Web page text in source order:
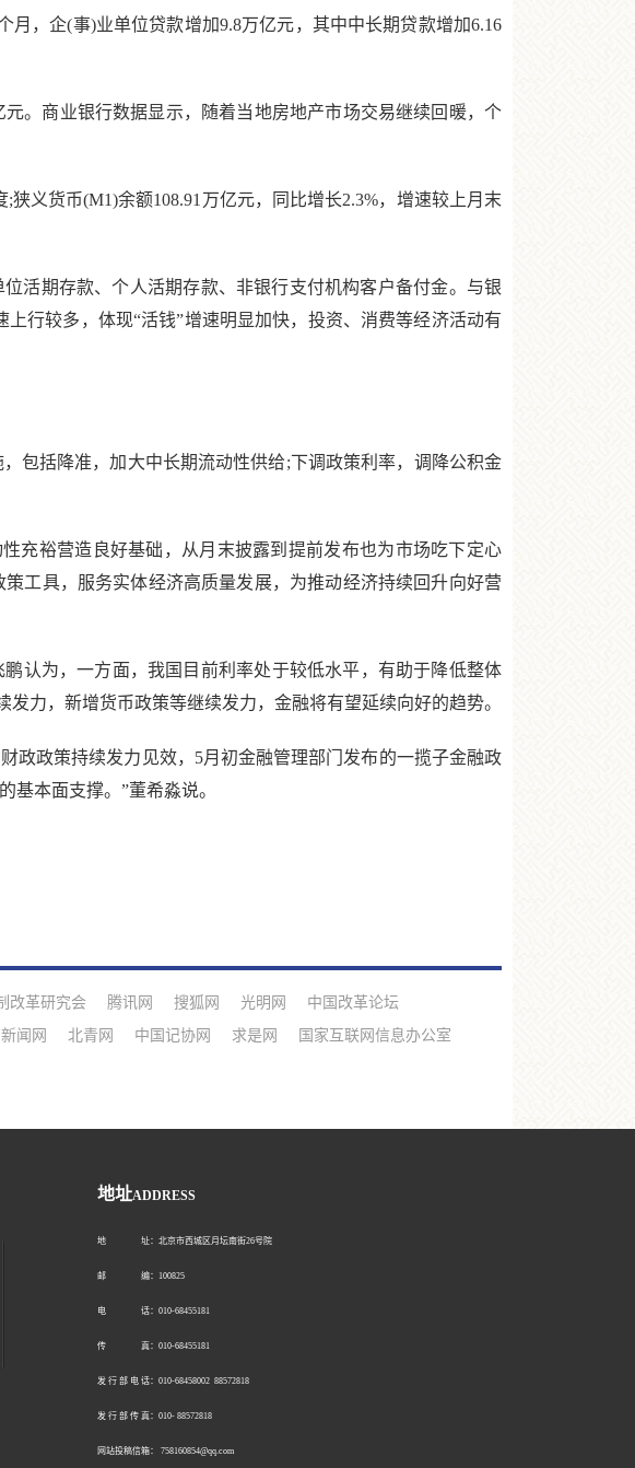
，企(事)业单位贷款增加9.8万亿元，其中中长期贷款增加6.16
。商业银行数据显示，随着当地房地产市场交易继续回暖，个
义货币(M1)余额108.91万亿元，同比增长2.3%，增速较上月末
期存款、个人活期存款、非银行支付机构客户备付金。与银
行较多，体现“活钱”增速明显加快，投资、消费等经济活动有
括降准，加大中长期流动性供给;下调政策利率，调降公积金
裕营造良好基础，从月末披露到提前发布也为市场吃下定心
工具，服务实体经济高质量发展，为推动经济持续回升向好营
为，一方面，我国目前利率处于较低水平，有助于降低整体
力，新增货币政策等继续发力，金融将有望延续向好的趋势。
政策持续发力见效，5月初金融管理部门发布的一揽子金融政
基本面支撑。”董希淼说。
改革研究会 腾讯网 搜狐网 光明网
中国改革论坛
闻网 北青网 中国记协网 求是网
国家互联网信息办公室
地址ADDRESS
地 址：北京市西城区月坛南街26号院
邮 编：100825
电 话：010-68455181
传 真：010-68455181
发 行 部 电 话：010-68458002 88572818
发 行 部 传 真：010- 88572818
网站投稿信箱： 758160854@qq.com